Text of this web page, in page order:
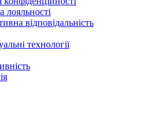
лояльності
відповідальність
технології